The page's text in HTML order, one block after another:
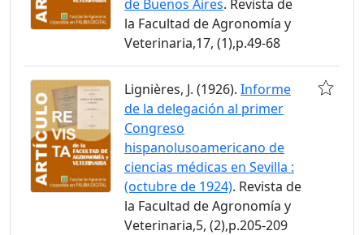
de Buenos Aires. Revista de
la Facultad de Agronomía y
Veterinaria,17, (1),p.49-68
Lignières, J. (1926). Informe
de la delegación al primer
Congreso
hispanolusoamericano de
ciencias médicas en Sevilla :
(octubre de 1924). Revista de
la Facultad de Agronomía y
Veterinaria,5, (2),p.205-209